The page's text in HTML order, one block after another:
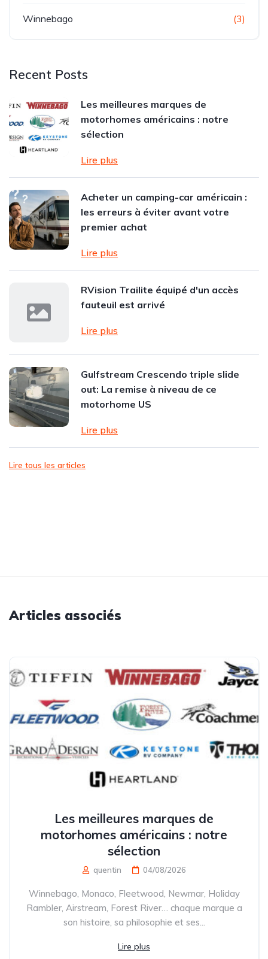
Winnebago (3)
Recent Posts
Les meilleures marques de
motorhomes américains : notre
sélection
Lire plus
Acheter un camping-car américain :
les erreurs à éviter avant votre
premier achat
Lire plus
RVision Trailite équipé d'un accès
fauteuil est arrivé
Lire plus
Gulfstream Crescendo triple slide
out: La remise à niveau de ce
motorhome US
Lire plus
Lire tous les articles
Articles associés
Les meilleures marques de
motorhomes américains : notre
sélection
quentin 04/08/2026
Winnebago, Monaco, Fleetwood, Newmar, Holiday
Rambler, Airstream, Forest River… chaque marque a
son histoire, sa philosophie et ses...
Lire plus